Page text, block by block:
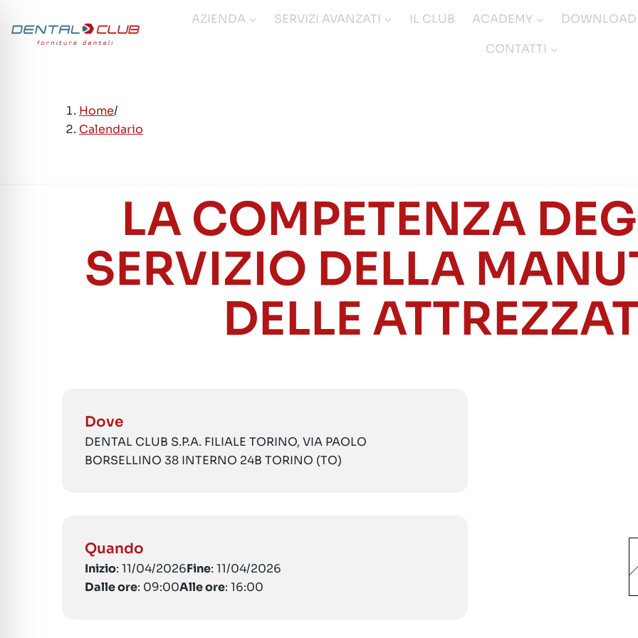
contenuto
AZIENDA SERVIZI AVANZATI IL CLUB ACADEMY
DOWNLOAD
CONTATTI
Home/
Calendario
LA COMPETENZA
SERVIZIO DELLA
DELLE
Dove
DENTAL CLUB S.P.A. FILIALE TORINO, VIA PAOLO
BORSELLINO 38 INTERNO 24B TORINO (TO)
Quando
Inizio: 11/04/2026Fine: 11/04/2026
Dalle ore: 09:00Alle ore: 16:00